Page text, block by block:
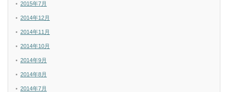
2015年7月
2014年12月
2014年11月
2014年10月
2014年9月
2014年8月
2014年7月